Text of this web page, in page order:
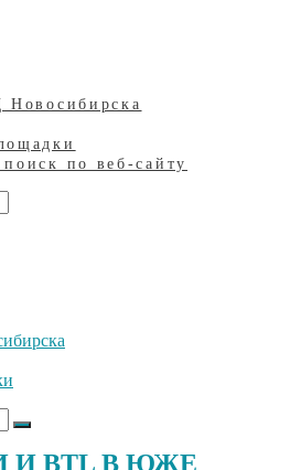
Новосибирска
по веб-сайту
BTL В ЮЖЕ